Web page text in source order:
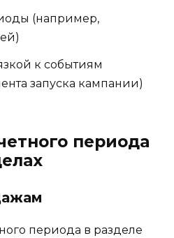
(например,
к событиям
запуска кампании)
периода
периода в разделе